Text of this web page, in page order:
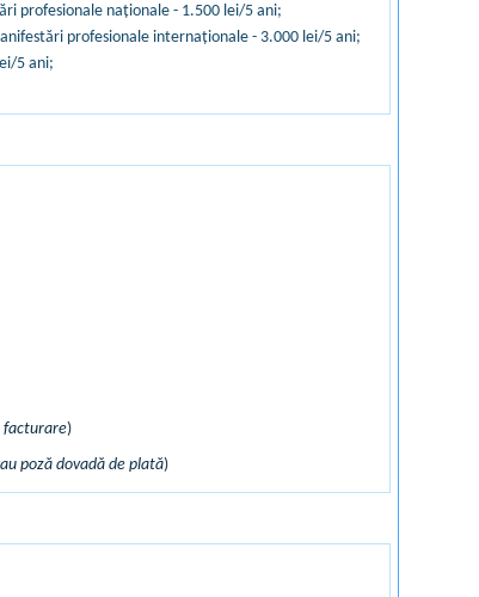
profesionale naţionale - 1.500 lei/5 ani;
profesionale internaţionale - 3.000 lei/5 ani;
5 ani;
facturare)
poză dovadă de plată)